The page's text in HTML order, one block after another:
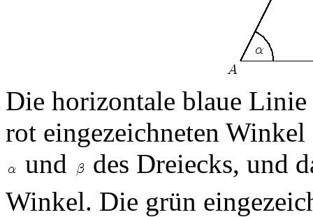
Die horizontale blaue
rot eingezeichneten
und
des Dreiecks, und
Winkel. Die grün